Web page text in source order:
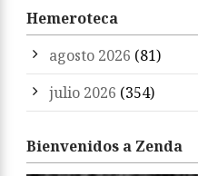
Hemeroteca
agosto 2026 (81)
julio 2026 (354)
Bienvenidos a Zenda